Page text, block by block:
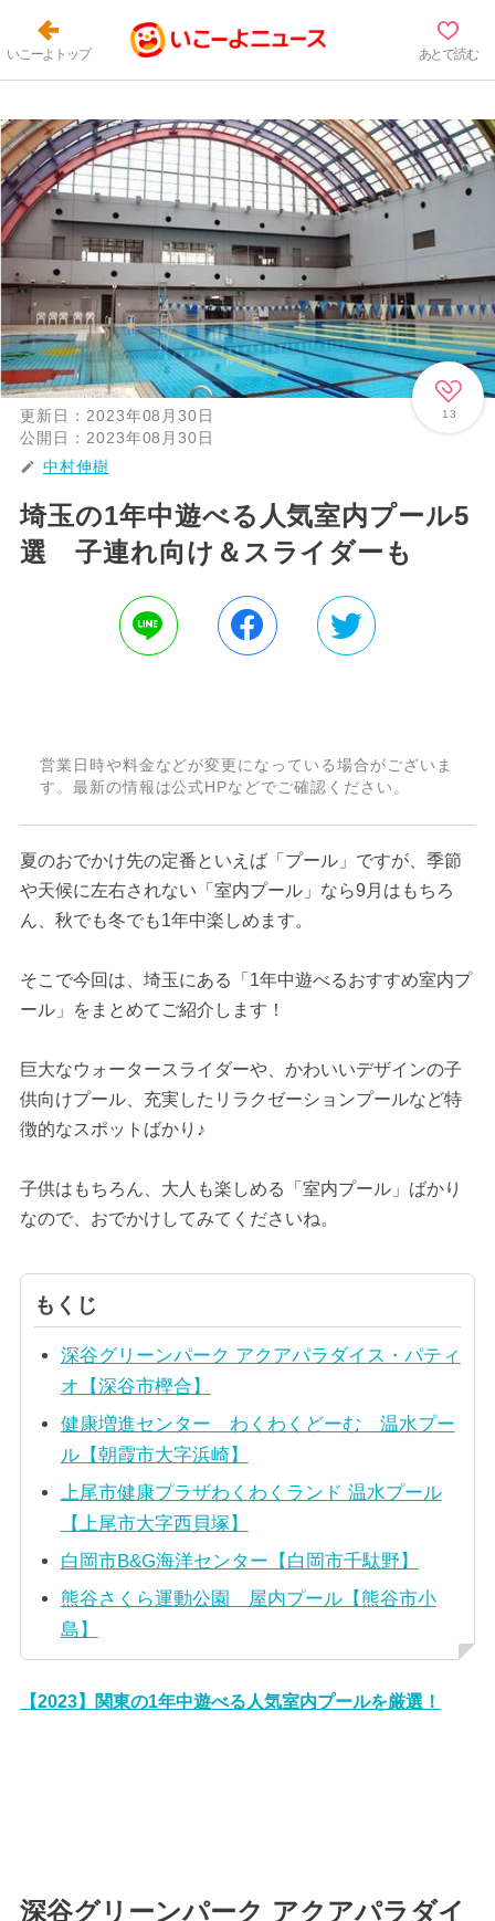
いこーよトップ あとで読む
13
更新日： 2023年08月30日
公開日： 2023年08月30日
中村伸樹
埼玉の1年中遊べる人気室内プール5
選 子連れ向け＆スライダーも
営業日時や料金などが変更になっている場合がございま
す。最新の情報は公式HPなどでご確認ください。
夏のおでかけ先の定番といえば「プール」ですが、季節
や天候に左右されない「室内プール」なら9月はもちろ
ん、秋でも冬でも1年中楽しめます。
そこで今回は、埼玉にある「1年中遊べるおすすめ室内プ
ール」をまとめてご紹介します！
巨大なウォータースライダーや、かわいいデザインの子
供向けプール、充実したリラクゼーションプールなど特
徴的なスポットばかり♪
子供はもちろん、大人も楽しめる「室内プール」ばかり
なので、おでかけしてみてくださいね。
もくじ
深谷グリーンパーク アクアパラダイス・パティ
オ【深谷市樫合】
健康増進センター わくわくどーむ 温水プー
ル【朝霞市大字浜崎】
上尾市健康プラザわくわくランド 温水プール
【上尾市大字西貝塚】
白岡市B&G海洋センター【白岡市千駄野】
熊谷さくら運動公園 屋内プール【熊谷市小
島】
【2023】関東の1年中遊べる人気室内プールを厳選！
深谷グリーンパーク アクアパラダイ